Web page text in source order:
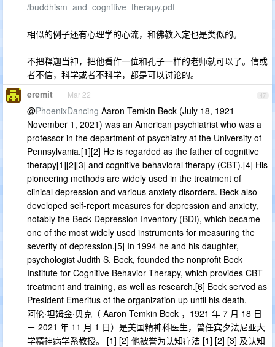
/buddhism_and_cognitive_therapy.pdf
相似的例子还有心理学的心流，和佛教入定也是类似的。
不把释迦当神，把他看作一位和孔子一样的老师就可以了。信或
者不信，科学或者不科学，都是可以讨论的。
47
eremit Mar 22
@PhoenixDancing Aaron Temkin Beck (July 18, 1921 –
November 1, 2021) was an American psychiatrist who was a
professor in the department of psychiatry at the University of
Pennsylvania.[1][2] He is regarded as the father of cognitive
therapy[1][2][3] and cognitive behavioral therapy (CBT).[4] His
pioneering methods are widely used in the treatment of
clinical depression and various anxiety disorders. Beck also
developed self-report measures for depression and anxiety,
notably the Beck Depression Inventory (BDI), which became
one of the most widely used instruments for measuring the
severity of depression.[5] In 1994 he and his daughter,
psychologist Judith S. Beck, founded the nonprofit Beck
Institute for Cognitive Behavior Therapy, which provides CBT
treatment and training, as well as research.[6] Beck served as
President Emeritus of the organization up until his death.
阿伦·坦姆金·贝克（ Aaron Temkin Beck ，1921 年 7 月 18 日
－ 2021 年 11 月 1 日）是美国精神科医生，曾任宾夕法尼亚大
学精神病学系教授。 [1] [2] 他被誉为认知疗法 [1] [2] [3] 及认知